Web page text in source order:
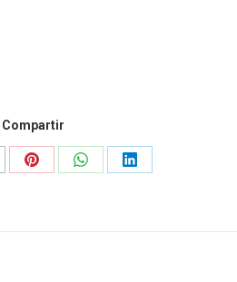
Compartir
Share
Share
Share